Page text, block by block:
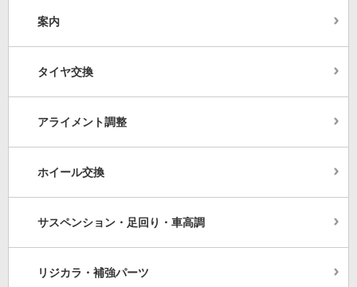
案内
タイヤ交換
アライメント調整
ホイール交換
サスペンション・足回り・車高調
リジカラ・補強パーツ